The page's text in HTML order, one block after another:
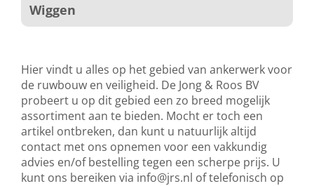
Wiggen
Hier vindt u alles op het gebied van ankerwerk voor
de ruwbouw en veiligheid. De Jong & Roos BV
probeert u op dit gebied een zo breed mogelijk
assortiment aan te bieden. Mocht er toch een
artikel ontbreken, dan kunt u natuurlijk altijd
contact met ons opnemen voor een vakkundig
advies en/of bestelling tegen een scherpe prijs. U
kunt ons bereiken via info@jrs.nl of telefonisch op